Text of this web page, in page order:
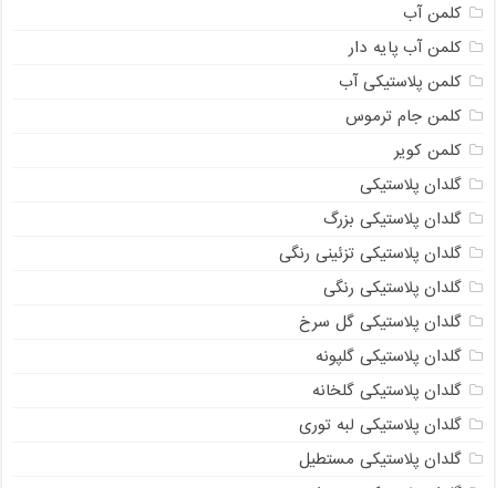
کلمن آب
کلمن آب پایه دار
کلمن پلاستیکی آب
کلمن جام ترموس
کلمن کویر
گلدان پلاستیکی
گلدان پلاستیکی بزرگ
گلدان پلاستیکی تزئینی رنگی
گلدان پلاستیکی رنگی
گلدان پلاستیکی گل سرخ
گلدان پلاستیکی گلپونه
گلدان پلاستیکی گلخانه
گلدان پلاستیکی لبه توری
گلدان پلاستیکی مستطیل